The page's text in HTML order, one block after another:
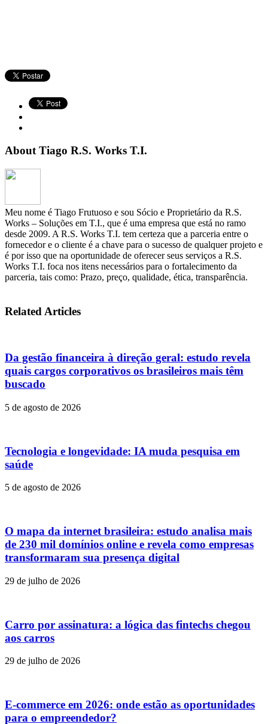
About Tiago R.S. Works T.I.
Meu nome é Tiago Frutuoso e sou Sócio e Proprietário da R.S.
Works – Soluções em T.I., que é uma empresa que está no ramo
desde 2009. A R.S. Works T.I. tem certeza que a parceria entre o
fornecedor e o cliente é a chave para o sucesso de qualquer projeto e
é por isso que na oportunidade de oferecer seus serviços a R.S.
Works T.I. foca nos itens necessários para o fortalecimento da
parceria, tais como: Prazo, preço, qualidade, ética, transparência.
Related Articles
Da gestão financeira à direção geral: estudo revela
quais cargos corporativos os brasileiros mais têm
buscado
5 de agosto de 2026
Tecnologia e longevidade: IA muda pesquisa em
saúde
5 de agosto de 2026
O mapa da internet brasileira: estudo analisa mais
de 230 mil domínios online e revela como empresas
transformaram sua presença digital
29 de julho de 2026
Carro por assinatura: a lógica das fintechs chegou
aos carros
29 de julho de 2026
E-commerce em 2026: onde estão as oportunidades
para o empreendedor?